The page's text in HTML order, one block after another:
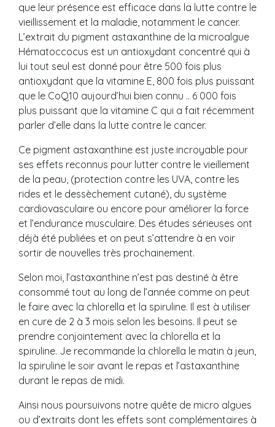
que leur présence est efficace dans la lutte contre le
vieillissement et la maladie, notamment le cancer.
L’extrait du pigment astaxanthine de la microalgue
Hématoccocus est un antioxydant concentré qui à
lui tout seul est donné pour être 500 fois plus
antioxydant que la vitamine E, 800 fois plus puissant
que le CoQ10 aujourd’hui bien connu .. 6 000 fois
plus puissant que la vitamine C qui a fait récemment
parler d’elle dans la lutte contre le cancer.
Ce pigment astaxanthine est juste incroyable pour
ses effets reconnus pour lutter contre le vieillement
de la peau, (protection contre les UVA, contre les
rides et le dessèchement cutané), du système
cardiovasculaire ou encore pour améliorer la force
et l’endurance musculaire. Des études sérieuses ont
déjà été publiées et on peut s’attendre à en voir
sortir de nouvelles très prochainement.
Selon moi, l’astaxanthine n’est pas destiné à être
consommé tout au long de l’année comme on peut
le faire avec la chlorella et la spiruline. Il est à utiliser
en cure de 2 à 3 mois selon les besoins. Il peut se
prendre conjointement avec la chlorella et la
spiruline. Je recommande la chlorella le matin à jeun,
la spiruline le soir avant le repas et l’astaxanthine
durant le repas de midi.
Ainsi nous poursuivons notre quête de micro algues
ou d’extraits dont les effets sont complémentaires à